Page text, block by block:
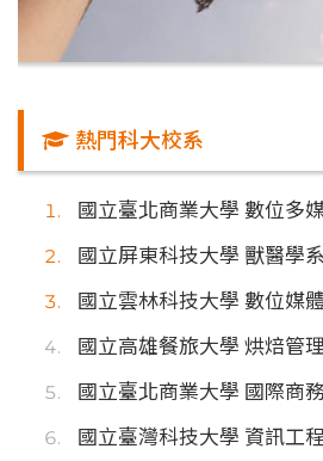
熱門科大校系
國立臺北商業大學 數位多
國立屏東科技大學 獸醫學系
國立雲林科技大學 數位媒
國立高雄餐旅大學 烘焙管
國立臺北商業大學 國際商
國立臺灣科技大學 資訊工